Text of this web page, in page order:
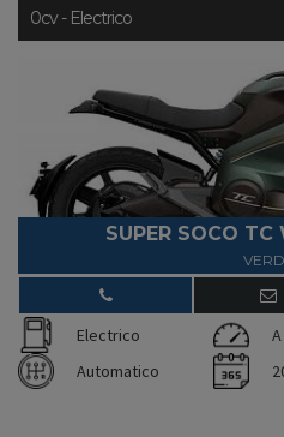
0cv - Electrico
SUPER SOCO TC
Electrico
Automatico